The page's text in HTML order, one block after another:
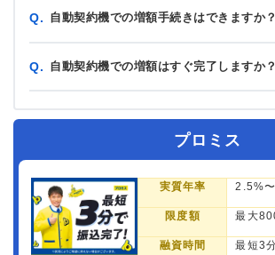
Q. 自動契約機での増額手続きはできますか？
Q. 自動契約機での増額はすぐ完了しますか？
プロミス
実質年率 2.5%
限度額 最大
融資時間 最短3